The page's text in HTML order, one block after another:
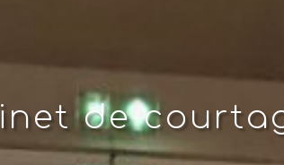
de